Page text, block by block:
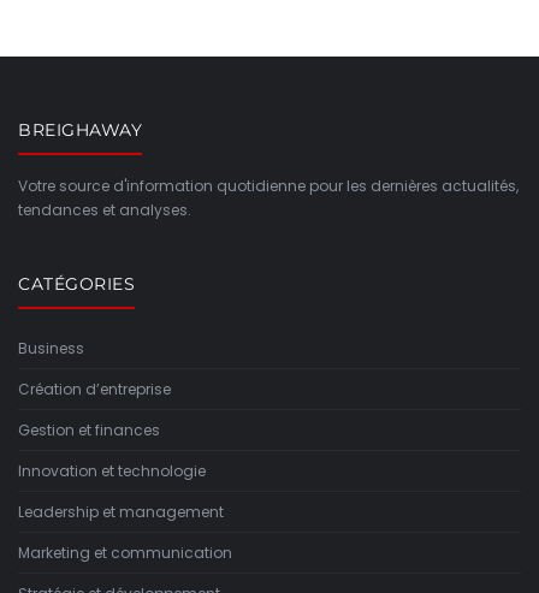
BREIGHAWAY
Votre source d'information quotidienne pour les dernières actualités,
tendances et analyses.
CATÉGORIES
Business
Création d’entreprise
Gestion et finances
Innovation et technologie
Leadership et management
Marketing et communication